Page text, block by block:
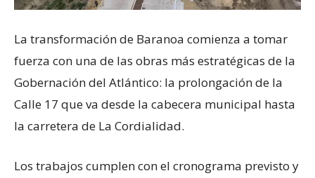
La transformación de Baranoa comienza a tomar
fuerza con una de las obras más estratégicas de la
Gobernación del Atlántico: la prolongación de la
Calle 17 que va desde la cabecera municipal hasta
la carretera de La Cordialidad.
Los trabajos cumplen con el cronograma previsto y